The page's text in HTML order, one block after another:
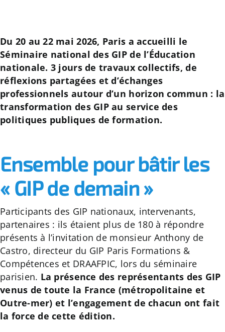
Bilan de Compétences
Validation des acquis – VAE
Notre Réseau
Contact
Recherche
:
Du 20 au 22 mai 2026, Paris a accueilli le
Séminaire national des GIP de l’Éducation
nationale. 3 jours de travaux collectifs, de
réflexions partagées et d’échanges
professionnels autour d’un horizon commun : la
transformation des GIP au service des
politiques publiques de formation.
Ensemble pour bâtir les
« GIP de demain »
Participants des GIP nationaux, intervenants,
partenaires : ils étaient plus de 180 à répondre
présents à l’invitation de monsieur Anthony de
Castro, directeur du GIP Paris Formations &
Compétences et DRAAFPIC, lors du séminaire
parisien. La présence des représentants des GIP
venus de toute la France (métropolitaine et
Outre-mer) et l’engagement de chacun ont fait
la force de cette édition.